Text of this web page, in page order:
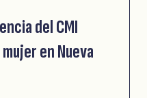
del CMI
en Nueva